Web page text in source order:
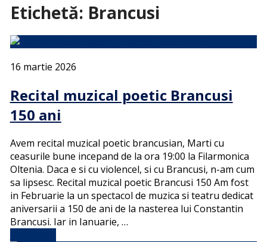
Etichetă: Brancusi
16 martie 2026
Recital muzical poetic Brancusi
150 ani
Avem recital muzical poetic brancusian, Marti cu
ceasurile bune incepand de la ora 19:00 la Filarmonica
Oltenia. Daca e si cu violencel, si cu Brancusi, n-am cum
sa lipsesc. Recital muzical poetic Brancusi 150 Am fost
in Februarie la un spectacol de muzica si teatru dedicat
aniversarii a 150 de ani de la nasterea lui Constantin
Brancusi. Iar in Ianuarie, …